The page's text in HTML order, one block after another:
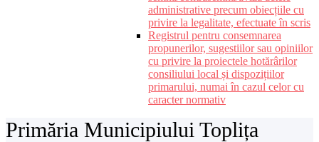
administrative precum obiecțiile cu
privire la legalitate, efectuate în scris
Registrul pentru consemnarea
propunerilor, sugestiilor sau opiniilor
cu privire la proiectele hotărârilor
consiliului local și dispozițiilor
primarului, numai în cazul celor cu
caracter normativ
Primăria Municipiului Toplița